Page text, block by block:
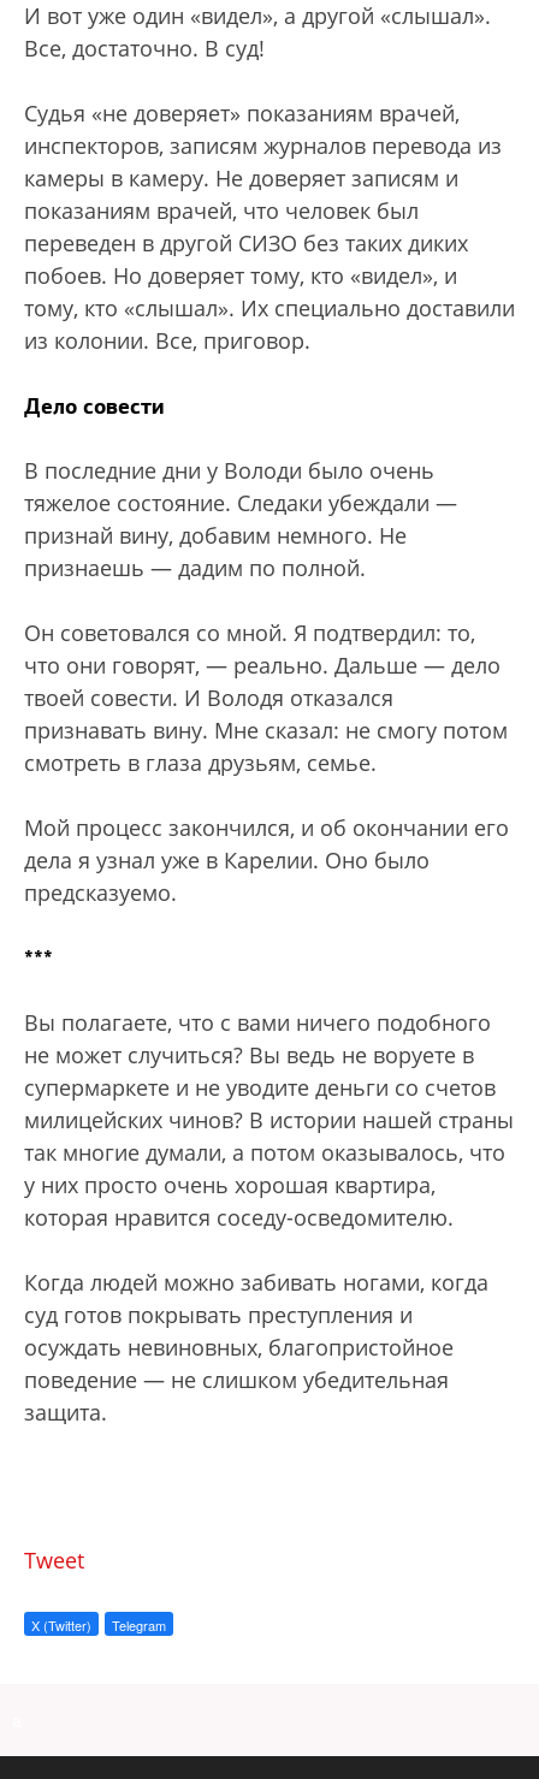
И вот уже один «видел», а другой «слышал».
Все, достаточно. В суд!
Судья «не доверяет» показаниям врачей,
инспекторов, записям журналов перевода из
камеры в камеру. Не доверяет записям и
показаниям врачей, что человек был
переведен в другой СИЗО без таких диких
побоев. Но доверяет тому, кто «видел», и
тому, кто «слышал». Их специально доставили
из колонии. Все, приговор.
Дело совести
В последние дни у Володи было очень
тяжелое состояние. Следаки убеждали —
признай вину, добавим немного. Не
признаешь — дадим по полной.
Он советовался со мной. Я подтвердил: то,
что они говорят, — реально. Дальше — дело
твоей совести. И Володя отказался
признавать вину. Мне сказал: не смогу потом
смотреть в глаза друзьям, семье.
Мой процесс закончился, и об окончании его
дела я узнал уже в Карелии. Оно было
предсказуемо.
***
Вы полагаете, что с вами ничего подобного
не может случиться? Вы ведь не воруете в
супермаркете и не уводите деньги со счетов
милицейских чинов? В истории нашей страны
так многие думали, а потом оказывалось, что
у них просто очень хорошая квартира,
которая нравится соседу-осведомителю.
Когда людей можно забивать ногами, когда
суд готов покрывать преступления и
осуждать невиновных, благопристойное
поведение — не слишком убедительная
защита.
Tweet
X (Twitter) Telegram